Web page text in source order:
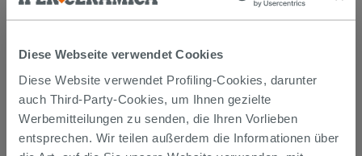
Diese Webseite verwendet Cookies
Diese Website verwendet Profiling-Cookies, darunter
auch Third-Party-Cookies, um Ihnen gezielte
Werbemitteilungen zu senden, die Ihren Vorlieben
entsprechen. Wir teilen außerdem die Informationen über
Versand
Die Waren werden normalerweise innerhalb von 15